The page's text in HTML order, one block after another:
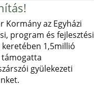
Kormány az Egyházi
program és fejlesztési
keretében 1,5millió
gyülekezeti